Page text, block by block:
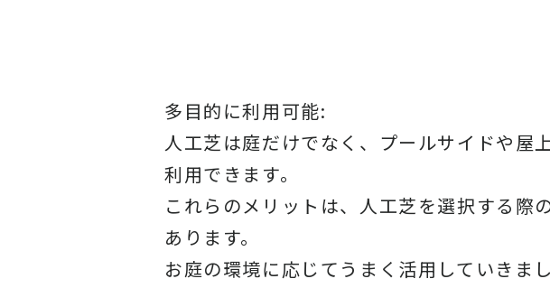
多目的に利用可能:
人工芝は庭だけでなく、プールサイドや屋
利用できます。
これらのメリットは、人工芝を選択する際
あります。
お庭の環境に応じてうまく活用していきま